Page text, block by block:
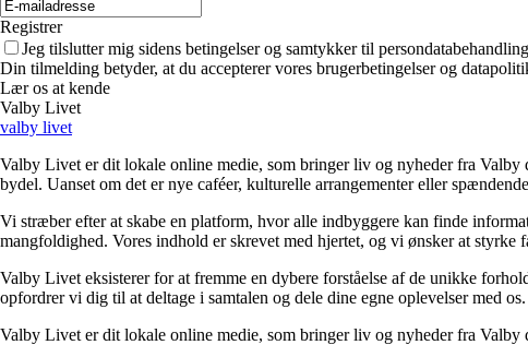
Registrer
Jeg tilslutter mig sidens betingelser og samtykker til
Din tilmelding betyder, at du accepterer vores brugerbetingelser og
Lær os at kende
Valby Livet
valby livet
Valby Livet er dit lokale online medie, som bringer liv og nyheder fra
bydel. Uanset om det er nye caféer, kulturelle arrangementer eller
Vi stræber efter at skabe en platform, hvor alle indbyggere kan finde
mangfoldighed. Vores indhold er skrevet med hjertet, og vi ønsker at styrke
Valby Livet eksisterer for at fremme en dybere forståelse af de unikke
opfordrer vi dig til at deltage i samtalen og dele dine egne oplevelser med os.
Valby Livet er dit lokale online medie, som bringer liv og nyheder fra